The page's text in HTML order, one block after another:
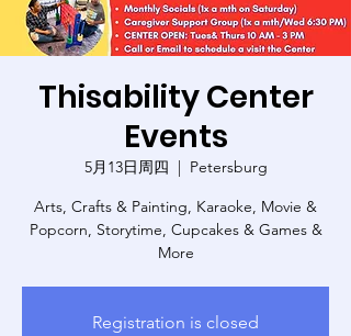
Thisability Center
Events
5月13日周四
  |
Petersburg
Arts, Crafts & Painting, Karaoke, Movie &
Popcorn, Storytime, Cupcakes & Games &
More
Registration is closed